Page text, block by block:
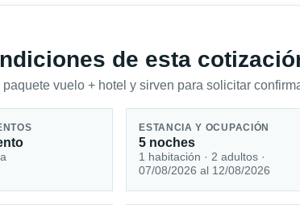
de esta
vuelo + hotel y sirven para solicitar
ESTANCIA Y OCUPACIÓN
5 noches
1 habitación · 2 adultos ·
07/08/2026 al 12/08/2026